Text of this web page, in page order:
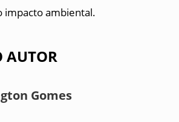
impacto ambiental.
AUTOR
Gomes